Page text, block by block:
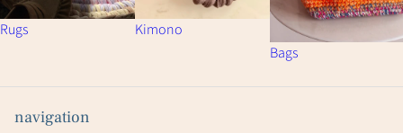
Rugs
Kimono
Bags
navigation